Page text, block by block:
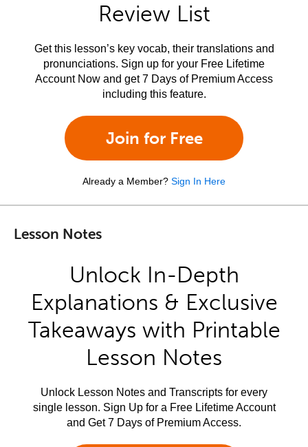
Review List
Get this lesson’s key vocab, their translations and
pronunciations. Sign up for your Free Lifetime
Account Now and get 7 Days of Premium Access
including this feature.
Join for Free
Already a Member? Sign In Here
Lesson Notes
Unlock In-Depth
Explanations & Exclusive
Takeaways with Printable
Lesson Notes
Unlock Lesson Notes and Transcripts for every
single lesson. Sign Up for a Free Lifetime Account
and Get 7 Days of Premium Access.